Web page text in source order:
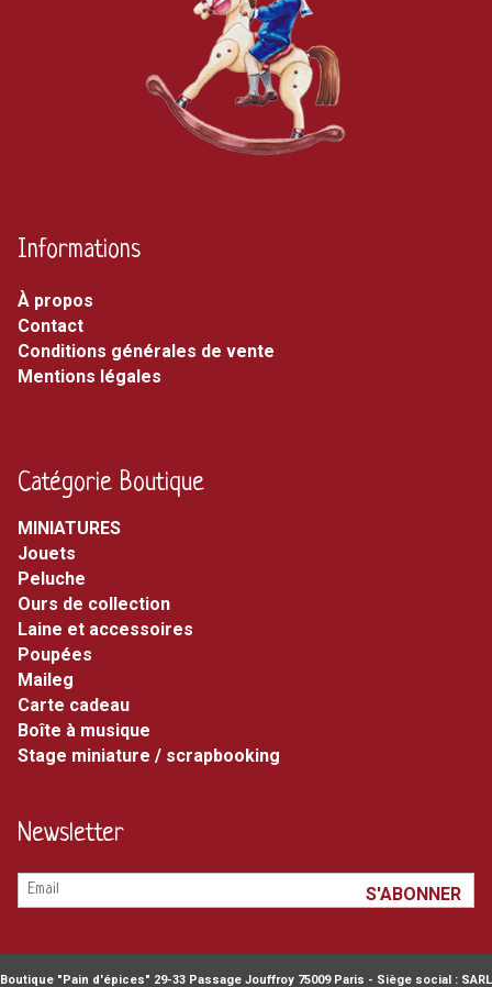
Informations
À propos
Contact
Conditions générales de vente
Mentions légales
Catégorie Boutique
MINIATURES
jouets
peluche
ours de collection
laine et accessoires
poupées
maileg
carte cadeau
boîte à musique
stage miniature / scrapbooking
Newsletter
Boutique "Pain d'épices" 29-33 Passage Jouffroy 75009 Paris - Siège social : SARL